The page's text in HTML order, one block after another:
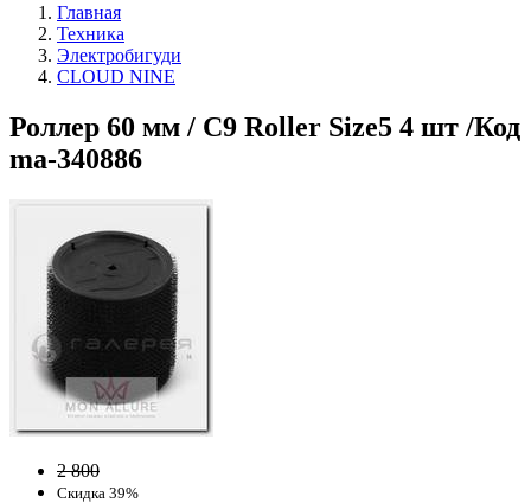
Главная
Техника
Электробигуди
CLOUD NINE
Роллер 60 мм / C9 Roller Size5 4 шт /Код
ma-340886
2 800
Скидка 39%